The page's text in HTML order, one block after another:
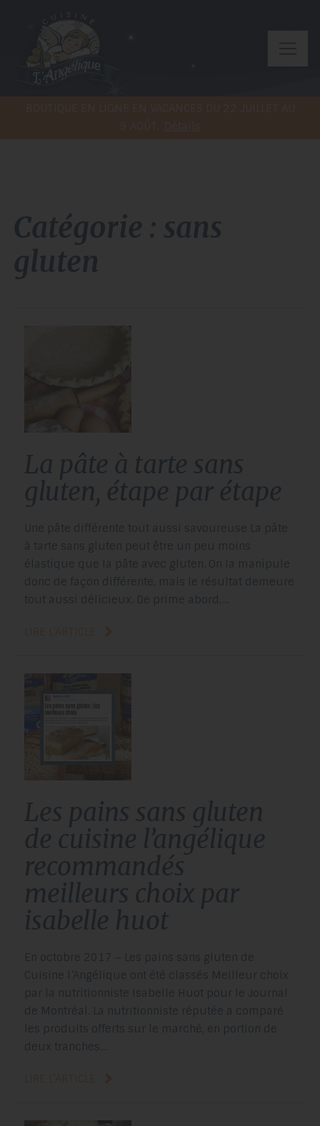
catégorie : sans
gluten
la pâte à tarte sans
gluten, étape par étape
Une pâte différente tout aussi savoureuse La pâte
à tarte sans gluten peut être un peu moins
élastique que la pâte avec gluten. On la manipule
donc de façon différente, mais le résultat demeure
tout aussi délicieux. De prime abord,…
les pains sans gluten
de cuisine l’angélique
recommandés
meilleurs choix par
isabelle huot
En octobre 2017 – Les pains sans gluten de
Cuisine l’Angélique ont été classés Meilleur choix
par la nutritionniste Isabelle Huot pour le Journal
de Montréal. La nutritionniste réputée a comparé
les produits offerts sur le marché, en portion de
deux tranches…